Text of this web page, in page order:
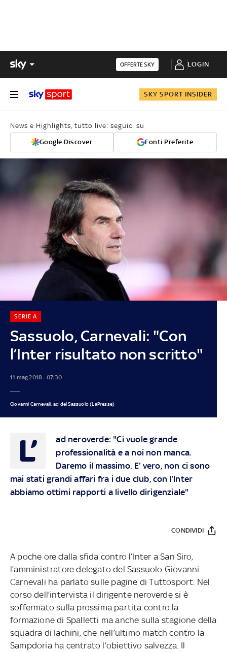
OFFERTE SKY LOGIN
SKY SPORT INSIDER
News e Highlights, tutto live: seguici su
Google Discover Fonti Preferite
Sassuolo, Carnevali: "Con
l’Inter risultato non scritto"
SERIE A
11 mag 2018 - 07:30
Giovanni Carnevali, ad del Sassuolo (LaPresse)
L’
ad neroverde: "Ci vuole grande
professionalità e a noi non manca.
Daremo il massimo. E’ vero, non ci sono
mai stati grandi affari fra i due club, con l’Inter
abbiamo ottimi rapporti a livello dirigenziale"
CONDIVIDI
A poche ore dalla sfida contro l’Inter a San Siro,
l’amministratore delegato del Sassuolo Giovanni
Carnevali ha parlato sulle pagine di Tuttosport. Nel
corso dell’intervista il dirigente neroverde si è
soffermato sulla prossima partita contro la
formazione di Spalletti ma anche sulla stagione della
squadra di Iachini, che nell’ultimo match contro la
Sampdoria ha centrato l’obiettivo salvezza. Il